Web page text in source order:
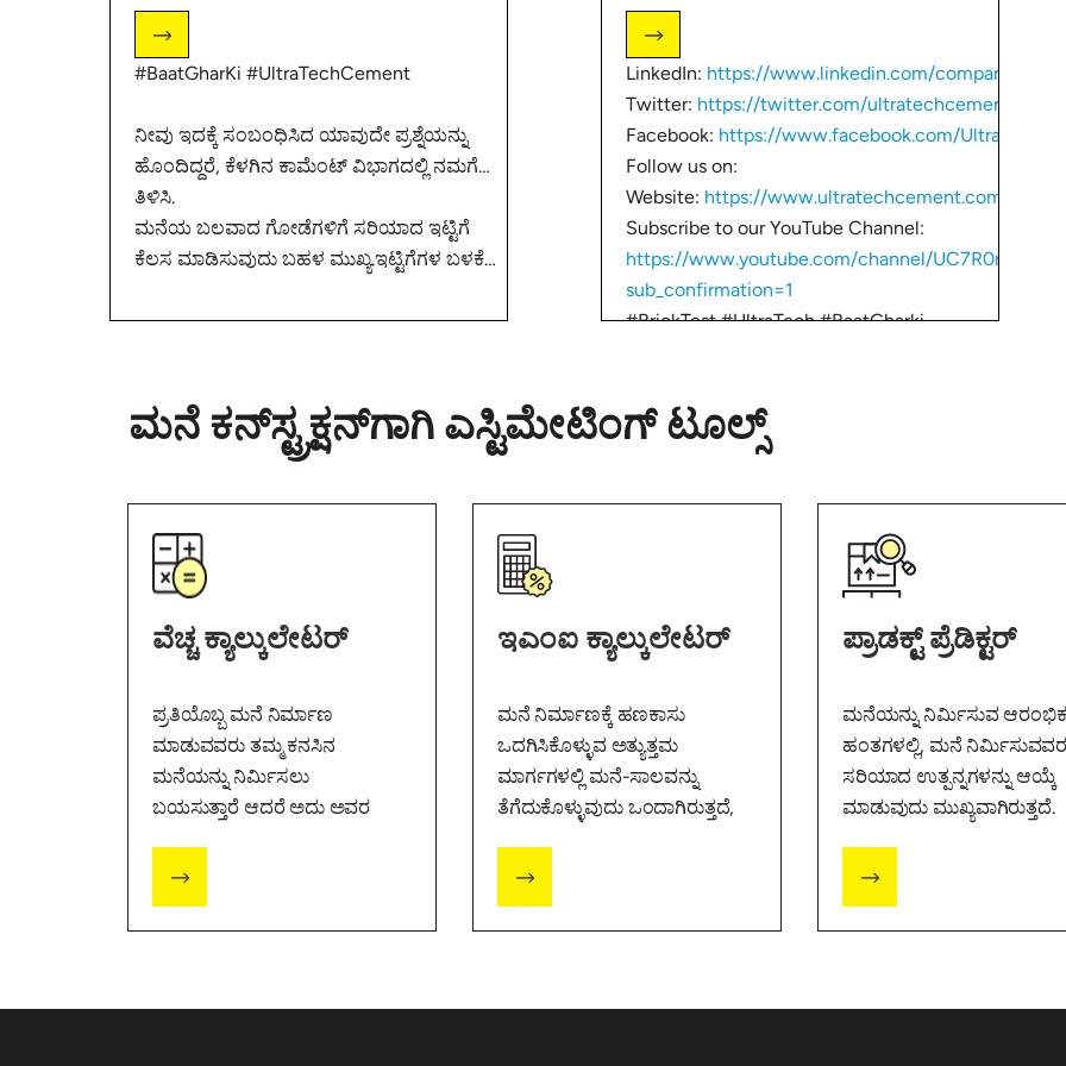
ಮನೆಯ ಬಲವಾದ ಗೋಡೆಗಳಿಗೆ ಸರಿಯಾದ ಇಟ್ಟಿಗೆ
ಕೆಲಸ ಮಾಡಿಸುವುದು ಬಹಳ ಮುಖ್ಯ.ಇಟ್ಟಿಗೆಗಳ ಬಳಕೆ
ನಾವು ಅರ್ಥಮಾಡಿಕೊಳ್ಳೋಣ
ನೀವು ಇದಕ್ಕೆ ಸಂಬಂಧಿಸಿದ ಯಾವುದೇ ಪ್ರಶ್ನೆಯನ್ನು
ಹೊಂದಿದ್ದರೆ, ಕೆಳಗಿನ ಕಾಮೆಂಟ್ ವಿಭಾಗದಲ್ಲಿ ನಮಗೆ
ತಿಳಿಸಿ.
#BaatGharKi #UltraTechCement
ಇಟ್ಟಿಗೆಯನ್ನು ಟೆಸ್ಟ್ ಮಾಡುವುದು ಹೇಗೆ?
ನಮ್ಮ ಮನೆ ಕಟ್ಟುವಾಗ, ಸರಿಯಾದ ಇಟ್ಟಿಗೆ ಆರಿಸುವುದು ಅತೀ
ಇಲ್ಲಿ ನಾವು ನಿಮಗೆ ತಿಳಿಸುತ್ತೇವೆ ಸರಿಯಾದ ಇಟ್ಟಿಗೆ ಹೇಗೆ
ಇಲ್ಲಿಗೆ ಭೇಟಿ ಕೊಡಿhttp://bit.ly/2ZD1cwk
#BrickTest #UltraTech #BaatGharki
Subscribe to our YouTube Channel:
https://www.youtube.com/channel/
sub_confirmation=1
Website: https://www.ultratechcement.com/
Follow us on:
Facebook: https://www.facebook.com/
Twitter: https://twitter.com/ultratechcement
LinkedIn: https://www.linkedin.com/company/
ಮನೆ ಕನ್‌ಸ್ಟ್ರಕ್ಷನ್‌ಗಾಗಿ ಎಸ್ಟಿಮೇಟಿಂಗ್ ಟೂಲ್ಸ್
ವೆಚ್ಚ ಕ್ಯಾಲ್ಕುಲೇಟರ್
ಪ್ರತಿಯೊಬ್ಬ ಮನೆ ನಿರ್ಮಾಣ
ಮಾಡುವವರು ತಮ್ಮ ಕನಸಿನ
ಮನೆಯನ್ನು ನಿರ್ಮಿಸಲು
ಬಯಸುತ್ತಾರೆ ಆದರೆ ಅದು ಅವರ
ಇರಿಸಿಕೊಳ್ಳಲು ಬಯಸುತ್ತಾರೆ.
ಇಎಂಐ ಕ್ಯಾಲ್ಕುಲೇಟರ್
ಮನೆ ನಿರ್ಮಾಣಕ್ಕೆ ಹಣಕಾಸು
ಒದಗಿಸಿಕೊಳ್ಳುವ ಅತ್ಯುತ್ತಮ
ಮಾರ್ಗಗಳಲ್ಲಿ ಮನೆ-ಸಾಲವನ್ನು
ತೆಗೆದುಕೊಳ್ಳುವುದು ಒಂದಾಗಿರುತ್ತದೆ,
ಎಷ್ಟು ಕಂತುಗಳನ್ನು
ಬಯಸುತ್ತಾರೆ.
ಪ್ರಾಡಕ್ಟ್ ಪ್ರೆಡಿಕ್ಟರ್
ಮನೆಯನ್ನು ನಿರ್ಮಿಸುವ ಆರಂಭಿಕ
ಹಂತಗಳಲ್ಲಿ, ಮನೆ
ಸರಿಯಾದ ಉತ್ಪನ್ನಗಳನ್ನು ಆಯ್ಕೆ
ಮಾಡುವುದು ಮುಖ್ಯವಾಗಿರುತ್ತದೆ.